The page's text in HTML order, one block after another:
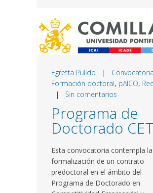
Egretta Pulido |
Formación doctoral, pAICO,
| Sin comentarios
Programa de
Doctorado
Esta convocatoria contempla la
formalización de un contrato
predoctoral en el ámbito del
Programa de Doctorado en